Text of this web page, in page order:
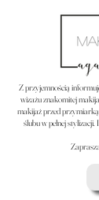
Z przyjemnością
wizażu znakomitej
makijaż przed
ślubu w pełnej stylizacji.